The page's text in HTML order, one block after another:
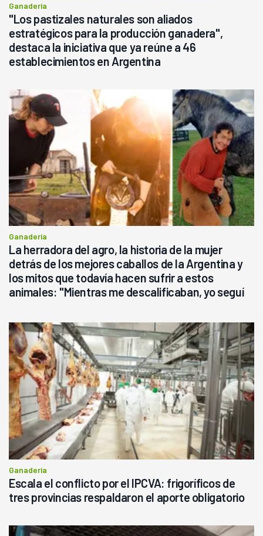
Ganadería
"Los pastizales naturales son aliados
estratégicos para la producción ganadera",
destaca la iniciativa que ya reúne a 46
establecimientos en Argentina
Ganadería
La herradora del agro, la historia de la mujer
detrás de los mejores caballos de la Argentina y
los mitos que todavía hacen sufrir a estos
animales: "Mientras me descalificaban, yo seguí
Ganadería
Escala el conflicto por el IPCVA: frigoríficos de
tres provincias respaldaron el aporte obligatorio